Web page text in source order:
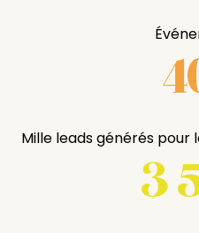
Mille leads générés pour
3